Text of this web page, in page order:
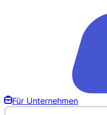
Für Unternehmen